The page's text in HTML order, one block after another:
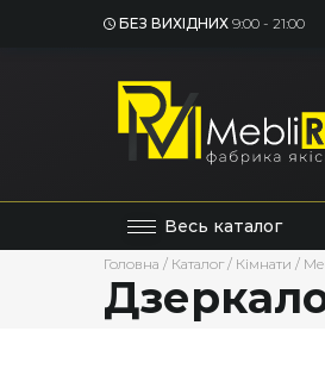
БЕЗ ВИХІДНИХ 9:00 - 21:00
Весь каталог
Головна / Каталог / Кімнати /